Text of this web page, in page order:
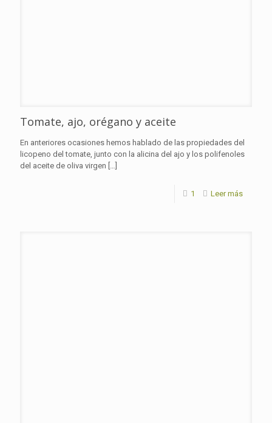
Tomate, ajo, orégano y aceite
En anteriores ocasiones hemos hablado de las propiedades del
licopeno del tomate, junto con la alicina del ajo y los polifenoles
del aceite de oliva virgen […]
1 Leer más